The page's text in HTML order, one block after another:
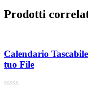
Prodotti
Calendario
tuo File